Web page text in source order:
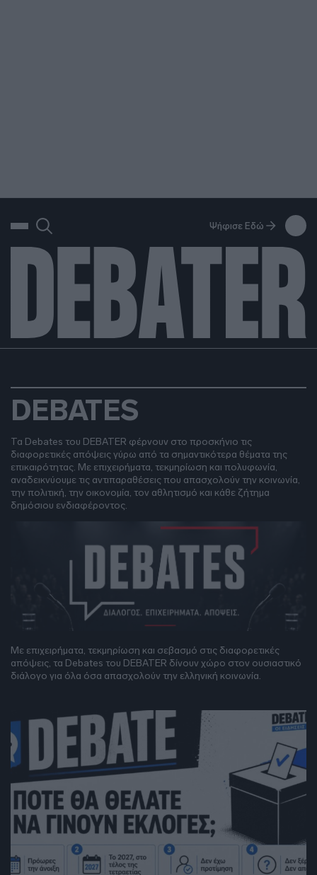
Ψήφισε Εδώ
DEBATES
Τα Debates του DEBATER φέρνουν στο προσκήνιο τις
διαφορετικές απόψεις γύρω από τα σημαντικότερα θέματα της
επικαιρότητας. Με επιχειρήματα, τεκμηρίωση και πολυφωνία,
αναδεικνύουμε τις αντιπαραθέσεις που απασχολούν την κοινωνία,
την πολιτική, την οικονομία, τον αθλητισμό και κάθε ζήτημα
δημόσιου ενδιαφέροντος.
Με επιχειρήματα, τεκμηρίωση και σεβασμό στις διαφορετικές
απόψεις, τα Debates του DEBATER δίνουν χώρο στον ουσιαστικό
διάλογο για όλα όσα απασχολούν την ελληνική κοινωνία.